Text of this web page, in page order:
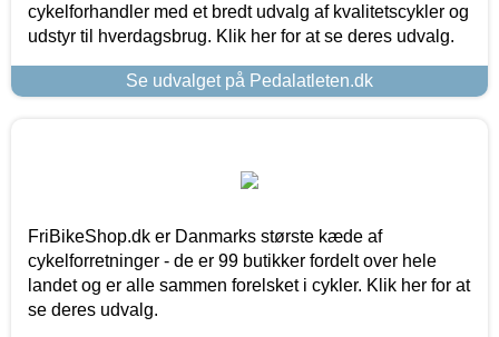
cykelforhandler med et bredt udvalg af kvalitetscykler og
udstyr til hverdagsbrug. Klik her for at se deres udvalg.
Se udvalget på Pedalatleten.dk
FriBikeShop.dk er Danmarks største kæde af
cykelforretninger - de er 99 butikker fordelt over hele
landet og er alle sammen forelsket i cykler. Klik her for at
se deres udvalg.